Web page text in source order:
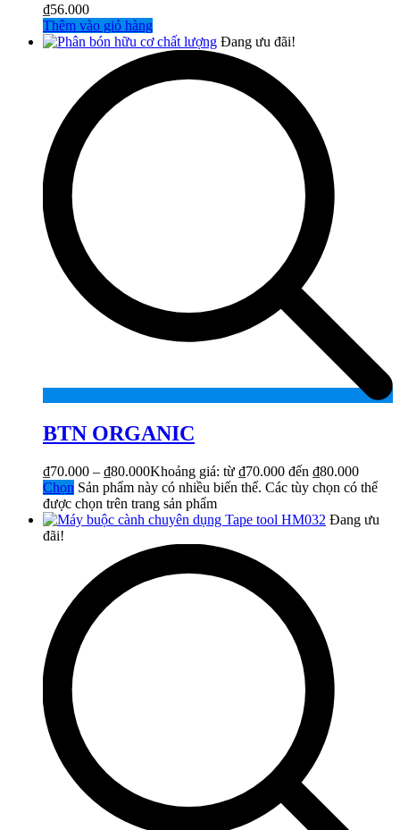
₫56.000
Thêm vào giỏ hàng
Đang ưu đãi!
BTN ORGANIC
₫70.000 – ₫80.000Khoảng giá: từ ₫70.000 đến ₫80.000
Chọn Sản phẩm này có nhiều biến thể. Các tùy chọn có thể
được chọn trên trang sản phẩm
Đang ưu
đãi!